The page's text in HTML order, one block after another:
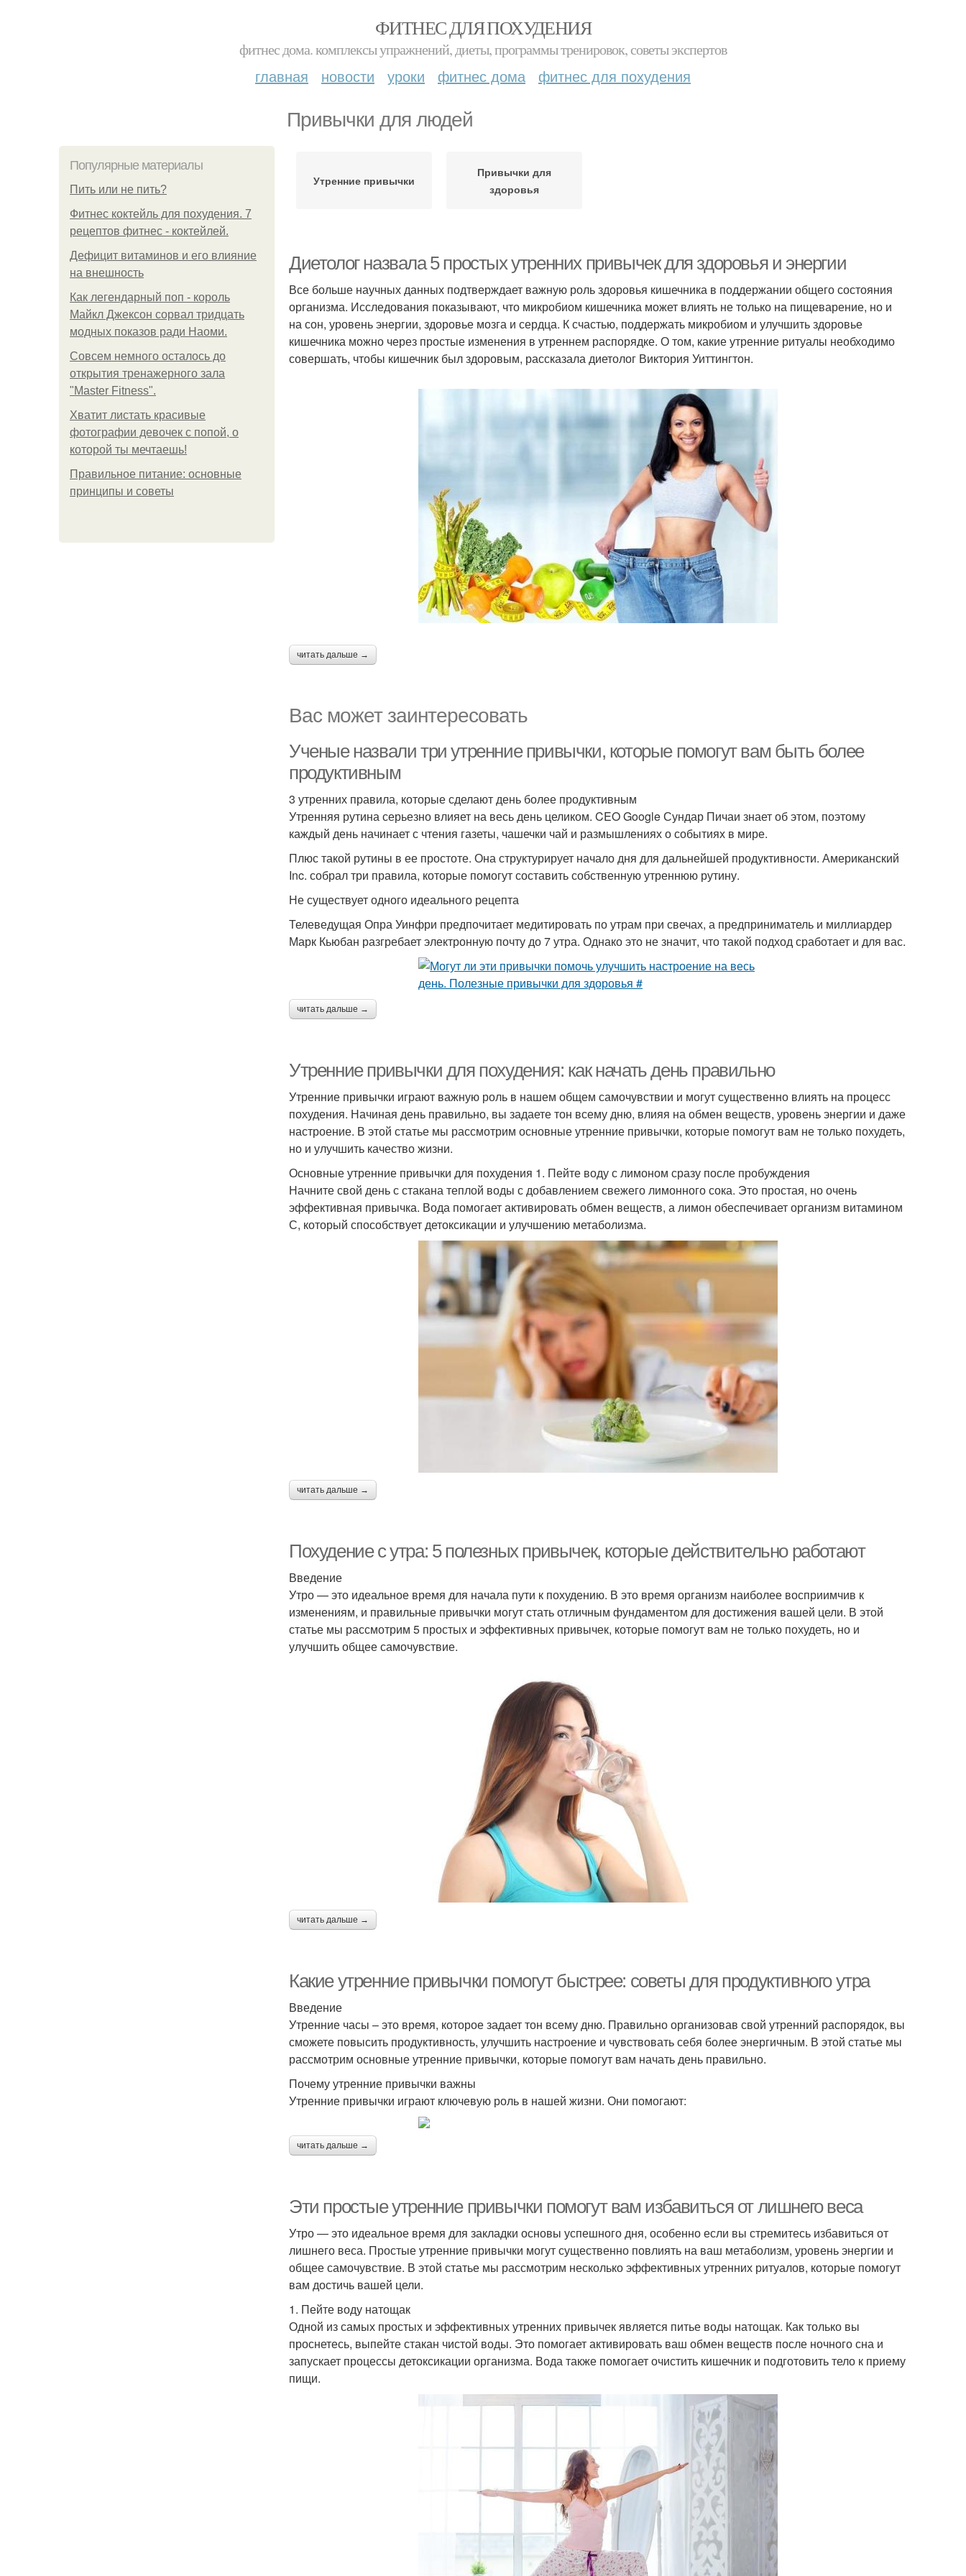
ФИТНЕС ДЛЯ ПОХУДЕНИЯ
фитнес дома. комплексы упражнений, диеты, программы тренировок, советы экспертов
главная новости уроки фитнес дома фитнес для похудения
Привычки для людей
Популярные материалы
Пить или не пить?
Фитнес коктейль для похудения. 7
рецептов фитнес - коктейлей.
Дефицит витаминов и его влияние
на внешность
Как легендарный поп - король
Майкл Джексон сорвал тридцать
модных показов ради Наоми.
Совсем немного осталось до
открытия тренажерного зала
"Master Fitness".
Хватит листать красивые
фотографии девочек с попой, о
которой ты мечтаешь!
Правильное питание: основные
принципы и советы
Утренние привычки
Привычки для
здоровья
Диетолог назвала 5 простых утренних привычек для здоровья и энергии
Все больше научных данных подтверждает важную роль здоровья кишечника в поддержании общего состояния
организма. Исследования показывают, что микробиом кишечника может влиять не только на пищеварение, но и
на сон, уровень энергии, здоровье мозга и сердца. К счастью, поддержать микробиом и улучшить здоровье
кишечника можно через простые изменения в утреннем распорядке. О том, какие утренние ритуалы необходимо
совершать, чтобы кишечник был здоровым, рассказала диетолог Виктория Уиттингтон.
читать дальше →
Вас может заинтересовать
Ученые назвали три утренние привычки, которые помогут вам быть более
продуктивным
3 утренних правила, которые сделают день более продуктивным
Утренняя рутина серьезно влияет на весь день целиком. CEO Google Сундар Пичаи знает об этом, поэтому
каждый день начинает с чтения газеты, чашечки чай и размышлениях о событиях в мире.
Плюс такой рутины в ее простоте. Она структурирует начало дня для дальнейшей продуктивности. Американский
Inc. собрал три правила, которые помогут составить собственную утреннюю рутину.
Не существует одного идеального рецепта
Телеведущая Опра Уинфри предпочитает медитировать по утрам при свечах, а предприниматель и миллиардер
Марк Кьюбан разгребает электронную почту до 7 утра. Однако это не значит, что такой подход сработает и для вас.
читать дальше →
Утренние привычки для похудения: как начать день правильно
Утренние привычки играют важную роль в нашем общем самочувствии и могут существенно влиять на процесс
похудения. Начиная день правильно, вы задаете тон всему дню, влияя на обмен веществ, уровень энергии и даже
настроение. В этой статье мы рассмотрим основные утренние привычки, которые помогут вам не только похудеть,
но и улучшить качество жизни.
Основные утренние привычки для похудения 1. Пейте воду с лимоном сразу после пробуждения
Начните свой день с стакана теплой воды с добавлением свежего лимонного сока. Это простая, но очень
эффективная привычка. Вода помогает активировать обмен веществ, а лимон обеспечивает организм витамином
С, который способствует детоксикации и улучшению метаболизма.
читать дальше →
Похудение с утра: 5 полезных привычек, которые действительно работают
Введение
Утро — это идеальное время для начала пути к похудению. В это время организм наиболее восприимчив к
изменениям, и правильные привычки могут стать отличным фундаментом для достижения вашей цели. В этой
статье мы рассмотрим 5 простых и эффективных привычек, которые помогут вам не только похудеть, но и
улучшить общее самочувствие.
читать дальше →
Какие утренние привычки помогут быстрее: советы для продуктивного утра
Введение
Утренние часы – это время, которое задает тон всему дню. Правильно организовав свой утренний распорядок, вы
сможете повысить продуктивность, улучшить настроение и чувствовать себя более энергичным. В этой статье мы
рассмотрим основные утренние привычки, которые помогут вам начать день правильно.
Почему утренние привычки важны
Утренние привычки играют ключевую роль в нашей жизни. Они помогают:
читать дальше →
Эти простые утренние привычки помогут вам избавиться от лишнего веса
Утро — это идеальное время для закладки основы успешного дня, особенно если вы стремитесь избавиться от
лишнего веса. Простые утренние привычки могут существенно повлиять на ваш метаболизм, уровень энергии и
общее самочувствие. В этой статье мы рассмотрим несколько эффективных утренних ритуалов, которые помогут
вам достичь вашей цели.
1. Пейте воду натощак
Одной из самых простых и эффективных утренних привычек является питье воды натощак. Как только вы
проснетесь, выпейте стакан чистой воды. Это помогает активировать ваш обмен веществ после ночного сна и
запускает процессы детоксикации организма. Вода также помогает очистить кишечник и подготовить тело к приему
пищи.